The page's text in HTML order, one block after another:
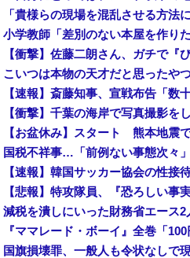
小学教師「差別のない本屋を作りた
こいつは本物の天才だと思ったや
国旗損壊罪、一般人も令状なしで